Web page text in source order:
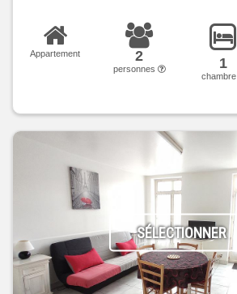
Appartement 2
personnes 1
chambre
SÉLECTIONNER